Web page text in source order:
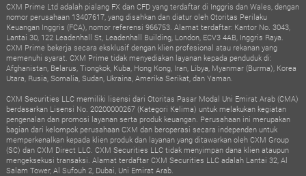
CXM Prime Ltd adalah pialang FX dan CFD yang terdaftar di Inggris dan Wales, dengan
nomor perusahaan 13407617, yang disahkan dan diatur oleh Otoritas Perilaku
Keuangan Inggris (FCA), nomor referensi 966753. Alamat terdaftar: Kantor No. 3043,
Lantai 30, 122 Leadenhall St, Leadenhall Building, London, ECV3 4AB, Inggris Raya.
CXM Prime bekerja secara eksklusif dengan klien profesional atau rekanan yang
memenuhi syarat. CXM Prime tidak menyediakan layanan kepada penduduk di:
Afghanistan, Belarus, Tiongkok, Kuba, Hong Kong, Iran, Libya, Myanmar (Burma), Korea
Utara, Rusia, Somalia, Sudan, Ukraina, Amerika Serikat, dan Yaman.
CXM Securities LLC memiliki lisensi dari Otoritas Pasar Modal Uni Emirat Arab (CMA)
berdasarkan Lisensi No. 20200000267 (Kategori Kelima) untuk melakukan kegiatan
pengenalan dan promosi layanan serta produk keuangan. Perusahaan ini merupakan
bagian dari kelompok perusahaan CXM dan beroperasi secara independen untuk
memperkenalkan kepada klien produk dan layanan yang ditawarkan oleh CXM Group
(SC) dan CXM Direct LLC. CXM Securities LLC tidak menyimpan dana klien ataupun
mengeksekusi transaksi. Alamat terdaftar CXM Securities LLC adalah Lantai 32, Al
Salam Tower, Al Sufouh 2, Dubai, Uni Emirat Arab.